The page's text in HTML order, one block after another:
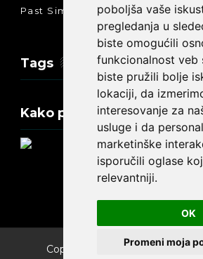
poboljša vaše
pregledanja u
biste omogućili
funkcionalnost veb
biste pružili bolje
lokaciji, da
interesovanje za
usluge i da
marketinške
isporučili oglase
relevantniji.
OK
Promeni moja
Past Simple i Past Continuous -
Tags
Kako promeniti tekst na
Update cookies preferences
Copyright © 2026Engleski